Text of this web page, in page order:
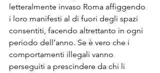
letteralmente invaso Roma affiggendo
i loro manifesti al di fuori degli spazi
consentiti, facendo altrettanto in ogni
periodo dell’anno. Se è vero che i
comportamenti illegali vanno
perseguiti a prescindere da chi li